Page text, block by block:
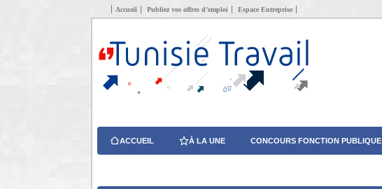
Accueil Publiez vos offres d’emploi Espace Entreprise
ACCUEIL À LA UNE CONCOURS FONCTION PUBLIQUE